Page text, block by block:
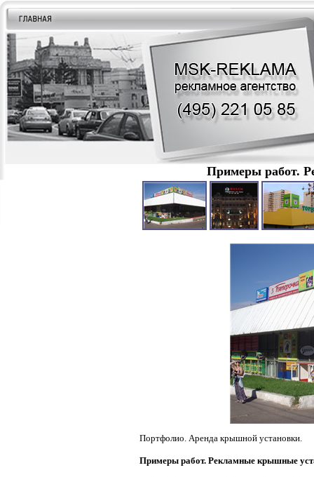
Примеры работ.
Портфолио. Аренда крышной установки.
Примеры работ. Рекламные крышные